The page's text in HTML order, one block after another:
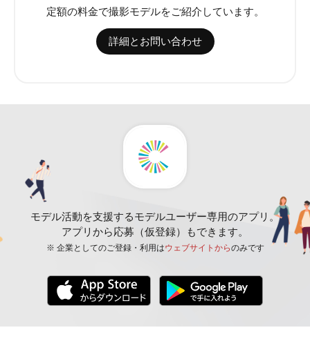
定額の料金で撮影モデルをご紹介しています。
詳細とお問い合わせ
モデル活動を支援するモデルユーザー専用のアプリ。
アプリから応募（仮登録）もできます。
※ 企業としてのご登録・利用はウェブサイトからのみです